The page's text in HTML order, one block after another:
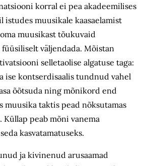
korral ei pea akadeemilises
istudes muusikale kaasaelamist
muusikast tõukuvaid
väljendada. Mõistan
selletaolise algatuse taga:
ise kontserdisaalis tundnud vahel
õõtsuda ning mõnikord end
muusika taktis pead nõksutamas
Küllap peab mõni vanema
kasvatamatuseks.
ja kivinenud arusaamad